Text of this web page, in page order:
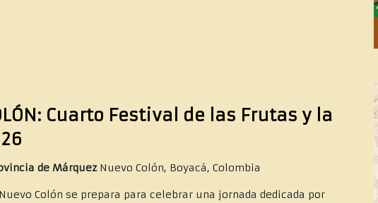
Cuarto Festival de las Frutas y la
de Márquez Nuevo Colón, Boyacá, Colombia
Colón se prepara para celebrar una jornada dedicada por